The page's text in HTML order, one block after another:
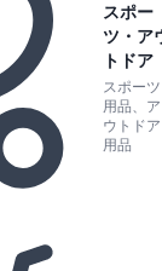
スポー
ツ・ア
トドア
スポーツ
用品、ア
ウトドア
用品